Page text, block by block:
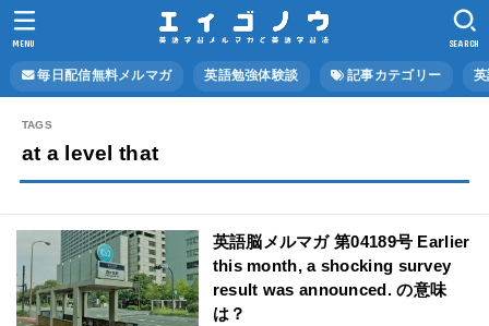
毎日配信無料メルマガ 英語勉強体験談 記事カテゴリー
SEARCH
MENU
at a level that
英語脳メルマガ 第04189号 Earlier
this month, a shocking survey
result was announced. の意味
は？